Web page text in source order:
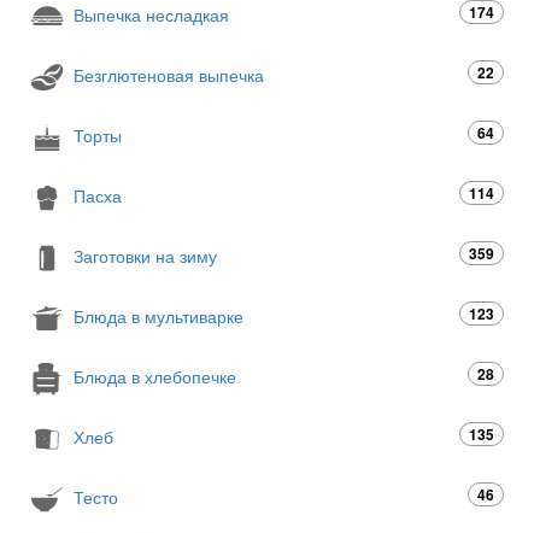
Выпечка несладкая 174
Безглютеновая выпечка 22
Торты 64
Пасха 114
Заготовки на зиму 359
Блюда в мультиварке 123
Блюда в хлебопечке 28
Хлеб 135
Тесто 46